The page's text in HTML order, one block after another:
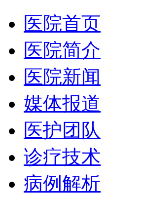
医院首页
医院简介
医院新闻
媒体报道
医护团队
诊疗技术
病例解析